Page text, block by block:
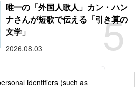
5
唯一の「外国人歌人」カン・ハン
ナさんが短歌で伝える「引き算の
文学」
2026.08.03